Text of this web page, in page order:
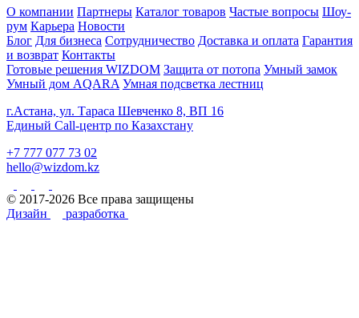
О компании Партнеры Каталог товаров Частые вопросы Шоу-
рум Карьера Новости
Блог Для бизнеса Сотрудничество Доставка и оплата Гарантия
и возврат Контакты
Готовые решения WIZDOM Защита от потопа Умный замок
Умный дом AQARA Умная подсветка лестниц
г.Астана, ул. Тараса Шевченко 8, ВП 16
Единый Call-центр по Казахстану
+7 777 077 73 02
hello@wizdom.kz
© 2017-2026 Все права защищены
Дизайн
разработка